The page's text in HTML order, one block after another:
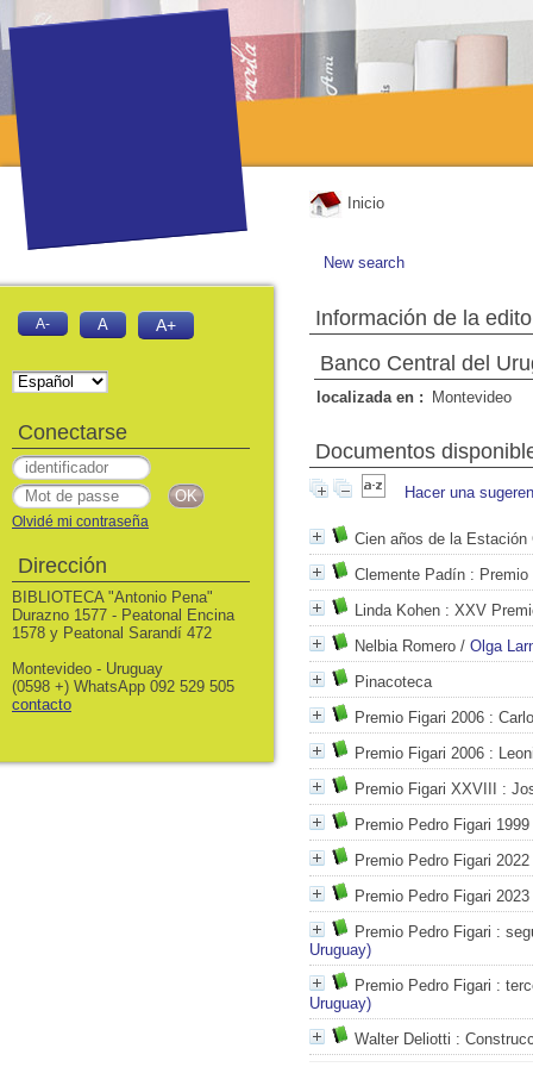
Inicio
New search
Información de la
Banco Central del
localizada en : Montevideo
Documentos
Hacer una
Cien años de la Estación
Clemente Padín : Premio
Linda Kohen : XXV
Nelbia Romero / Olga
Pinacoteca
Premio Figari 2006 :
Premio Figari 2006 :
Premio Figari XXVIII
:
Premio Pedro Figari 1999
Premio Pedro Figari 2022
Premio Pedro Figari 2023
Premio Pedro Figari :
Uruguay)
Premio Pedro Figari :
Uruguay)
Walter Deliotti :
A- A A+
Conectarse
Olvidé mi contraseña
Dirección
BIBLIOTECA "Antonio Pena"
Durazno 1577 - Peatonal Encina
1578 y Peatonal Sarandí 472
Montevideo - Uruguay
(0598 +) WhatsApp 092 529 505
contacto